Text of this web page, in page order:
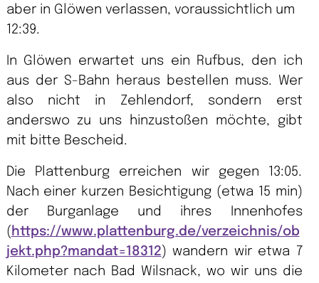
aber in Glöwen verlassen, voraussichtlich um
12:39.
In Glöwen erwartet uns ein Rufbus, den ich
aus der S-Bahn heraus bestellen muss. Wer
also nicht in Zehlendorf, sondern erst
anderswo zu uns hinzustoßen möchte, gibt
mit bitte Bescheid.
Die Plattenburg erreichen wir gegen 13:05.
Nach einer kurzen Besichtigung (etwa 15 min)
der Burganlage und ihres Innenhofes
( https://www.plattenburg.de/verzeichnis/ob
jekt.php?mandat=18312) wandern wir etwa 7
Kilometer nach Bad Wilsnack, wo wir uns die